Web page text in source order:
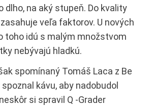
dlho, na aký stupeň. Do kvality
veľa faktorov. U nových
toho idú s malým množstvom
nebývajú hladkú.
spomínaný Tomáš Laca z Be
spoznal kávu, aby nadobudol
si spravil Q -Grader